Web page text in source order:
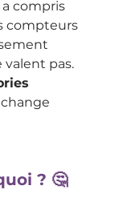
compris
compteurs
valent pas.
? 🤔